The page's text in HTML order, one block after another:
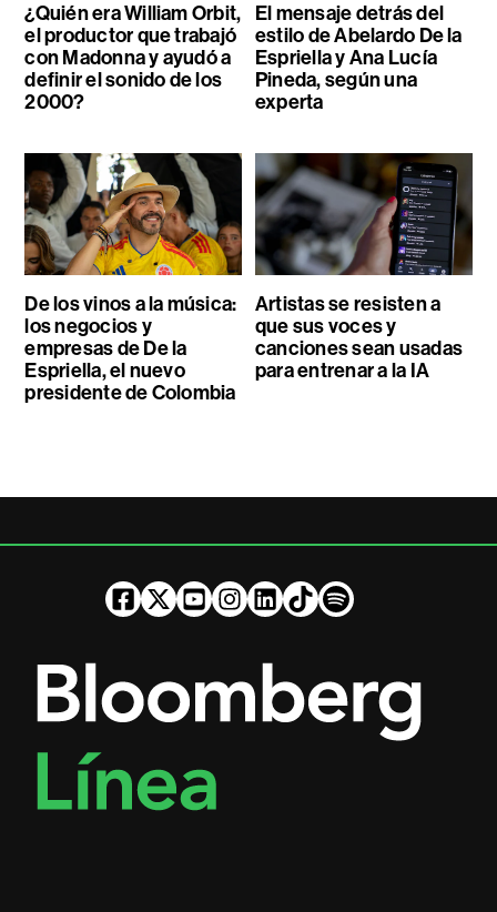
¿Quién era William Orbit,
el productor que trabajó
con Madonna y ayudó a
definir el sonido de los
2000?
El mensaje detrás del
estilo de Abelardo De la
Espriella y Ana Lucía
Pineda, según una
experta
De los vinos a la música:
los negocios y
empresas de De la
Espriella, el nuevo
presidente de Colombia
Artistas se resisten a
que sus voces y
canciones sean usadas
para entrenar a la IA